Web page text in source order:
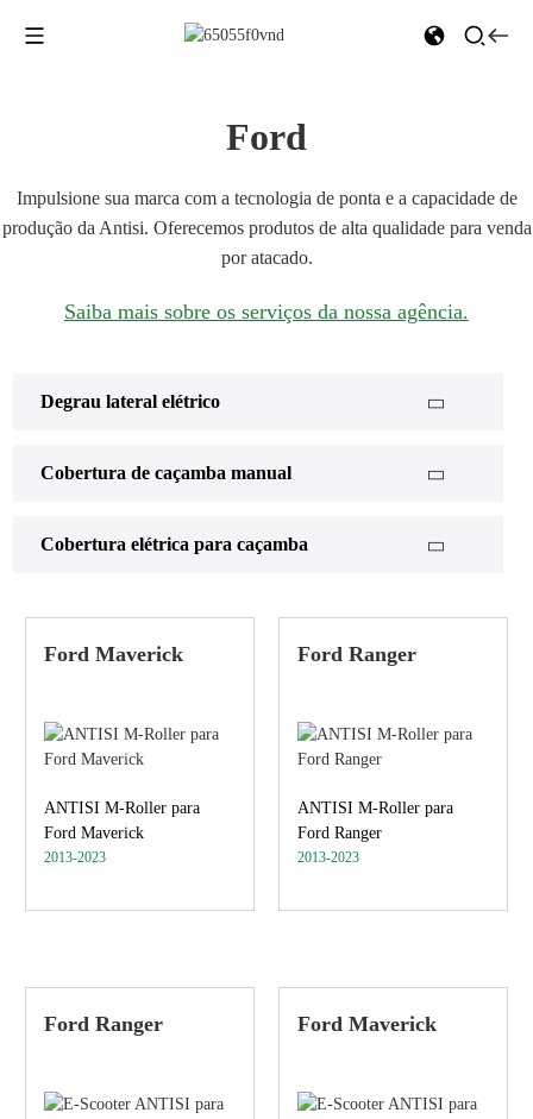
Ford
Impulsione sua marca com a tecnologia de ponta e a capacidade de
produção da Antisi. Oferecemos produtos de alta qualidade para venda
por atacado.
Saiba mais sobre os serviços da nossa agência.
Degrau lateral elétrico
Cobertura de caçamba manual
Cobertura elétrica para caçamba
Ford Maverick
ANTISI M-Roller para
Ford Maverick
2013-2023
Ford Ranger
ANTISI M-Roller para
Ford Ranger
2013-2023
Ford Ranger Ford Maverick